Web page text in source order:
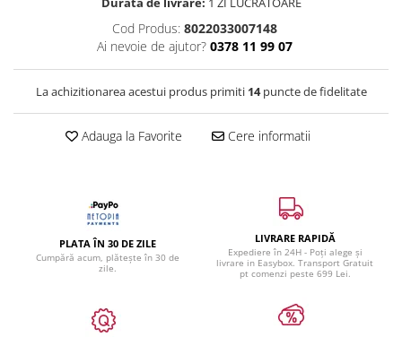
Cod Produs: 8022033007148
Ai nevoie de ajutor? 0378 11 99 07
La achizitionarea acestui produs primiti 14puncte de fidelitate
Adauga la Favorite Cere informatii
PLATA ÎN 30 DE ZILE
Cumpără acum, plătește în 30 de
zile.
LIVRARE RAPIDĂ
Expediere în 24H - Poți alege și
livrare in Easybox. Transport Gratuit
pt comenzi peste 699 Lei.